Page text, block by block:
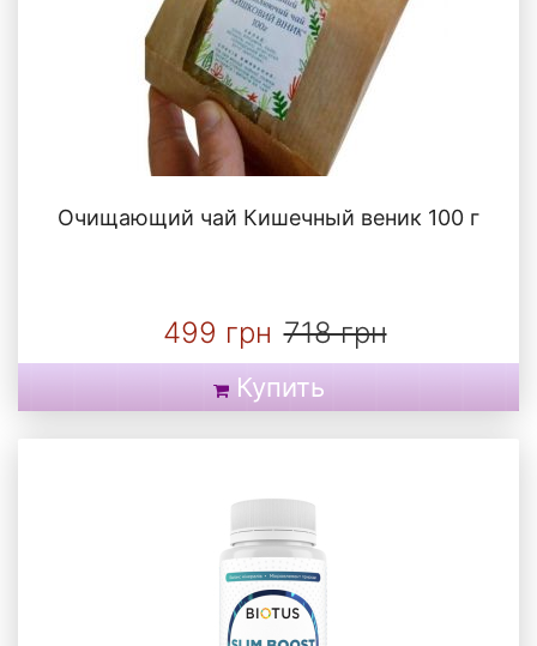
Очищающий чай Кишечный веник 100 г
499 грн 718 грн
Купить